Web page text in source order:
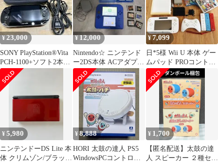
¥23,000
SONY PlayStation®Vita
PCH-1100+ソフト2本セ
ット
¥12,000
Nintendo☆ ニンテンド
ー2DS本体 ACアダプタ
ー&ソフト12枚セット
¥7,099
日*5様 Wii U 本体 ゲー
ムパッド PROコントロ
ーラー Wiiリモコン
¥5,980
ニンテンドーDS Lite 本
体 クリムゾン/ブラック
¥8,888
HORI 太鼓の達人 PS5
WindowsPCコントロー
¥ 1,700
【匿名配送】太鼓の達
人 スピーカー ２種セッ